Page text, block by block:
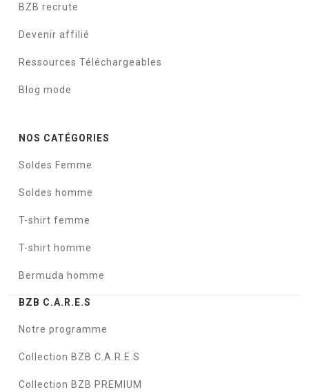
BZB recrute
Devenir affilié
Ressources Téléchargeables
Blog mode
NOS CATÉGORIES
Soldes Femme
Soldes homme
T-shirt femme
T-shirt homme
Bermuda homme
BZB C.A.R.E.S
Notre programme
Collection BZB C.A.R.E.S
Collection BZB PREMIUM